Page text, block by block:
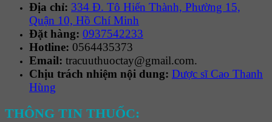
Địa chỉ: 334 Đ. Tô Hiến Thành, Phường 15,
Quận 10, Hồ Chí Minh
Đặt hàng: 0937542233
Hotline: 0564435373
Email: tracuuthuoctay@gmail.com.
Chịu trách nhiệm nội dung: Dược sĩ Cao Thanh
Hùng
THÔNG TIN THUỐC: